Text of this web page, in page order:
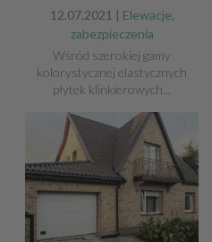
12.07.2021 | Elewacje,
zabezpieczenia
Wśród szerokiej gamy
kolorystycznej elastycznych
płytek klinkierowych...